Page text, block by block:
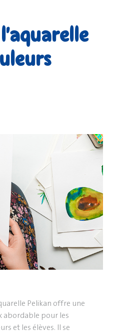
Pelikan offre une
abordable pour les
et les élèves. Il se